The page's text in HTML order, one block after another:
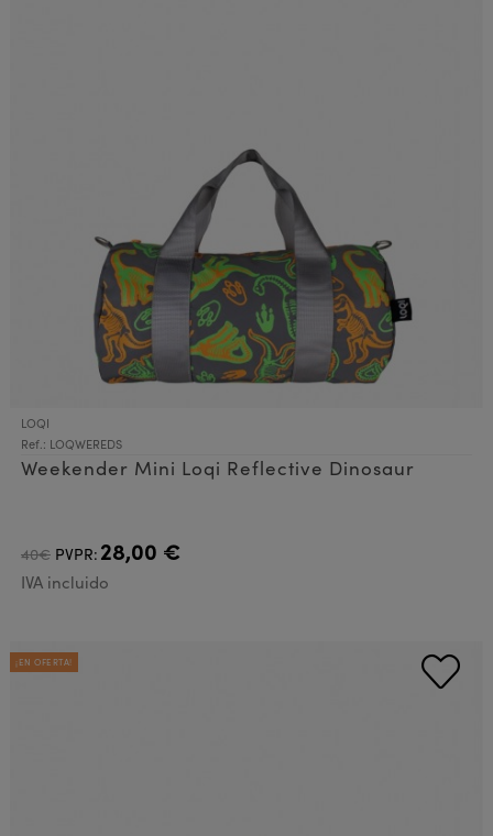
LOQI
Ref.: LOQWEREDS
Weekender Mini Loqi Reflective Dinosaur
40€ PVPR: 28,00 €
IVA incluido
¡EN OFERTA!